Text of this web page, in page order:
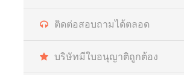
ติดต่อสอบถามได้ตลอด
บริษัทมีใบอนุญาติถูกต้อง